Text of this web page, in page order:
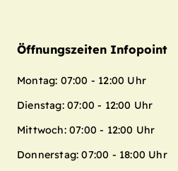
Öffnungszeiten Infopoint
Montag: 07:00 - 12:00 Uhr
Dienstag: 07:00 - 12:00 Uhr
Mittwoch: 07:00 - 12:00 Uhr
Donnerstag: 07:00 - 18:00 Uhr